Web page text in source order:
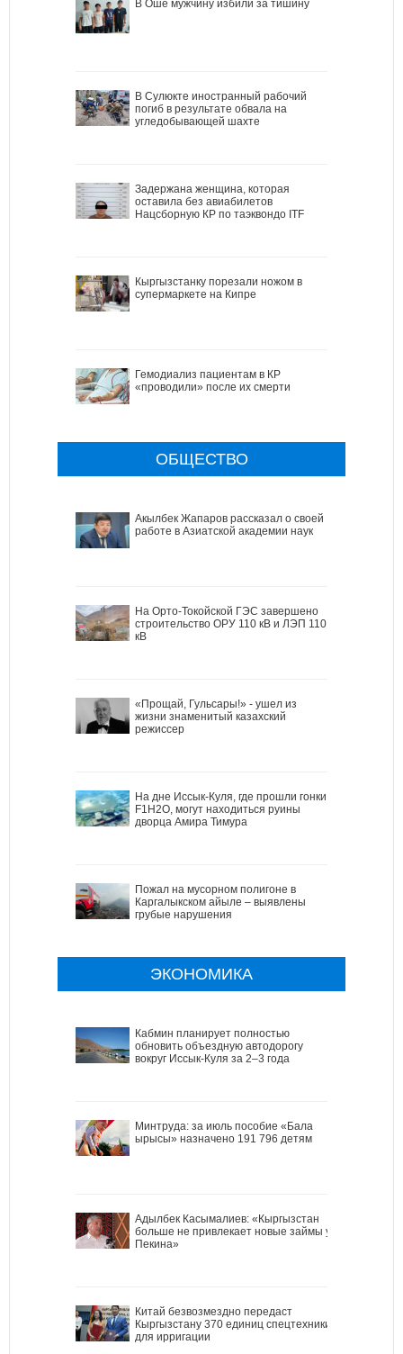
В Оше мужчину избили за тишину
В Сулюкте иностранный рабочий
погиб в результате обвала на
угледобывающей шахте
Задержана женщина, которая
оставила без авиабилетов
Нацсборную КР по таэквондо ITF
Кыргызстанку порезали ножом в
супермаркете на Кипре
Гемодиализ пациентам в КР
«проводили» после их смерти
ОБЩЕСТВО
Акылбек Жапаров рассказал о своей
работе в Азиатской академии наук
На Орто-Токойской ГЭС завершено
строительство ОРУ 110 кВ и ЛЭП 110
кВ
«Прощай, Гульсары!» - ушел из
жизни знаменитый казахский
режиссер
На дне Иссык-Куля, где прошли гонки
F1H2O, могут находиться руины
дворца Амира Тимура
Пожал на мусорном полигоне в
Каргалыкском айыле – выявлены
грубые нарушения
ЭКОНОМИКА
Кабмин планирует полностью
обновить объездную автодорогу
вокруг Иссык-Куля за 2–3 года
Минтруда: за июль пособие «Бала
ырысы» назначено 191 796 детям
Адылбек Касымалиев: «Кыргызстан
больше не привлекает новые займы у
Пекина»
Китай безвозмездно передаст
Кыргызстану 370 единиц спецтехники
для ирригации